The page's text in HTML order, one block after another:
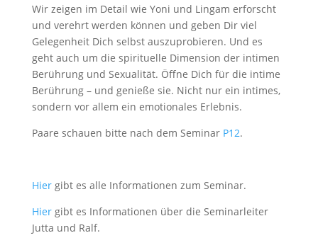
Wir zeigen im Detail wie Yoni und Lingam erforscht
und verehrt werden können und geben Dir viel
Gelegenheit Dich selbst auszuprobieren. Und es
geht auch um die spirituelle Dimension der intimen
Berührung und Sexualität. Öffne Dich für die intime
Berührung – und genieße sie. Nicht nur ein intimes,
sondern vor allem ein emotionales Erlebnis.
Paare schauen bitte nach dem Seminar P12.
Hiergibt es alle Informationen zum Seminar.
Hiergibt es Informationen über die Seminarleiter
Jutta und Ralf.